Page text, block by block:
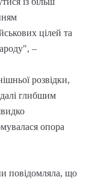
цілей та
–
розвідки,
глибшим
опора
повідомляла, що